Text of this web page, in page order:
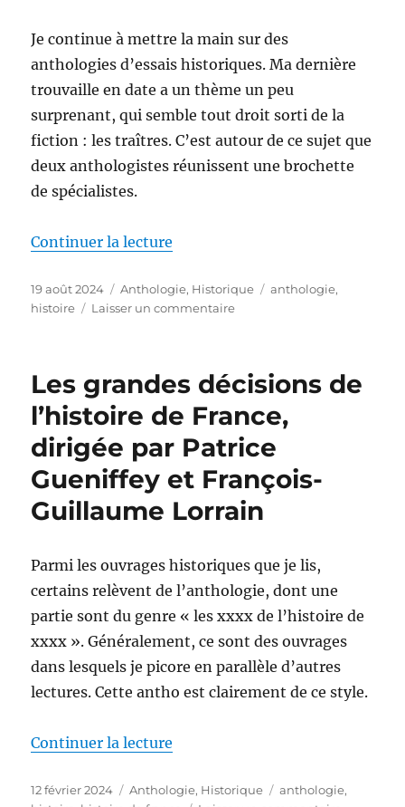
Je continue à mettre la main sur des
anthologies d’essais historiques. Ma dernière
trouvaille en date a un thème un peu
surprenant, qui semble tout droit sorti de la
fiction : les traîtres. C’est autour de ce sujet que
deux anthologistes réunissent une brochette
de spécialistes.
Continuer la lecture
Publié
le
19 août 2024 Catégories
Anthologie, Historique Étiquettes
anthologie,
histoire
Laisser un commentairesur
histoire
l’infamie,
dirigée
par
Franck
Favier
et
Les grandes décisions de
l’histoire de France,
dirigée par Patrice
Gueniffey et François-
Guillaume Lorrain
Parmi les ouvrages historiques que je lis,
certains relèvent de l’anthologie, dont une
partie sont du genre « les xxxx de l’histoire de
xxxx ». Généralement, ce sont des ouvrages
dans lesquels je picore en parallèle d’autres
lectures. Cette antho est clairement de ce style.
Continuer la lecture
Publié
12 février 2024 Catégories
Anthologie, Historique Étiquettes
anthologie,